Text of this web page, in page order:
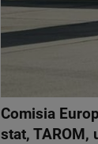
Comisia
stat, TAROM,